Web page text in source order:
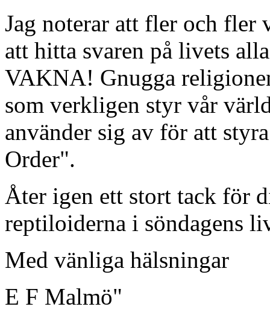
Jag noterar att fler och
att hitta svaren på livets
VAKNA! Gnugga
som verkligen styr vår
använder sig av för att
Order".
Åter igen ett stort tack för
reptiloiderna i söndagens
Med vänliga hälsningar
E F Malmö"